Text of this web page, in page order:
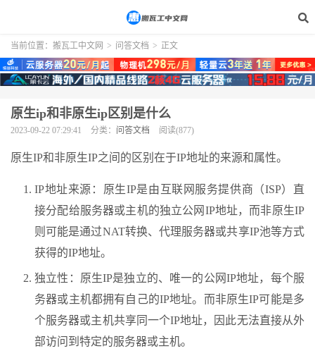
当前位置： 搬瓦工中文网 > 问答文档 > 正文
原生ip和非原生ip区别是什么
2023-09-22 07:29:41 分类： 问答文档 阅读(877)
原生IP和非原生IP之间的区别在于IP地址的来源和属性。
IP地址来源：原生IP是由互联网服务提供商（ISP）直
接分配给服务器或主机的独立公网IP地址，而非原生IP
则可能是通过NAT转换、代理服务器或共享IP池等方式
获得的IP地址。
独立性：原生IP是独立的、唯一的公网IP地址，每个服
务器或主机都拥有自己的IP地址。而非原生IP可能是多
个服务器或主机共享同一个IP地址，因此无法直接从外
部访问到特定的服务器或主机。